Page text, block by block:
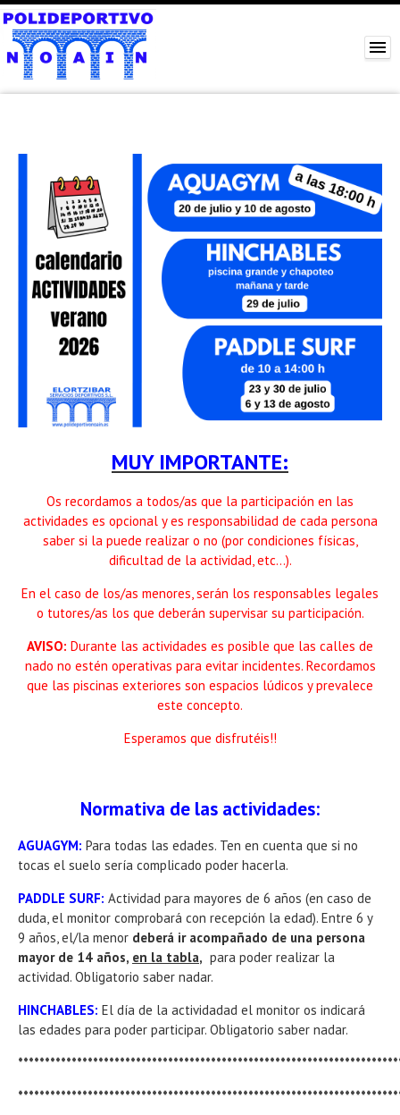
MUY IMPORTANTE:
Os recordamos a todos/as que la participación en las
actividades es opcional y es responsabilidad de cada persona
saber si la puede realizar o no (por condiciones físicas,
dificultad de la actividad, etc...).
En el caso de los/as menores, serán los responsables legales
o tutores/as los que deberán supervisar su participación.
AVISO: Durante las actividades es posible que las calles de
nado no estén operativas para evitar incidentes. Recordamos
que las piscinas exteriores son espacios lúdicos y prevalece
este concepto.
Esperamos que disfrutéis!!
Normativa de las actividades:
AGUAGYM: Para todas las edades. Ten en cuenta que si no
tocas el suelo sería complicado poder hacerla.
PADDLE SURF: Actividad para mayores de 6 años (en caso de
duda, el monitor comprobará con recepción la edad). Entre 6 y
9 años, el/la menor deberá ir acompañado de una persona
mayor de 14 años, en la tabla, para poder realizar la
actividad. Obligatorio saber nadar.
HINCHABLES: El día de la actividadad el monitor os indicará
las edades para poder participar. Obligatorio saber nadar.